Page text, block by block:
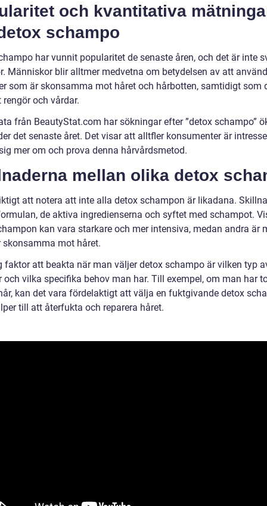
och kvantitativa
schampo
har vunnit popularitet de senaste åren, och det är inte
Människor blir alltmer medvetna om betydelsen av att
som är skonsamma mot håret och hårbotten, samtidigt som
och vårdar.
från BeautyStat.com har sökningar efter ”detox schampo”
det senaste året. Det visar att alltfler konsumenter är
mer om och prova denna hårvårdsmetod.
mellan olika detox
att notera att inte alla detox schampon är likadana.
de aktiva ingredienserna och syftet med schampot.
kan vara starkare och mer intensiva, medan andra är
skonsamma mot håret.
faktor att beakta när man väljer detox schampo är vilken typ
och vilka specifika behov man har. Till exempel, om man har
kan det vara fördelaktigt att välja en fuktgivande detox
till att återfukta och reparera håret.